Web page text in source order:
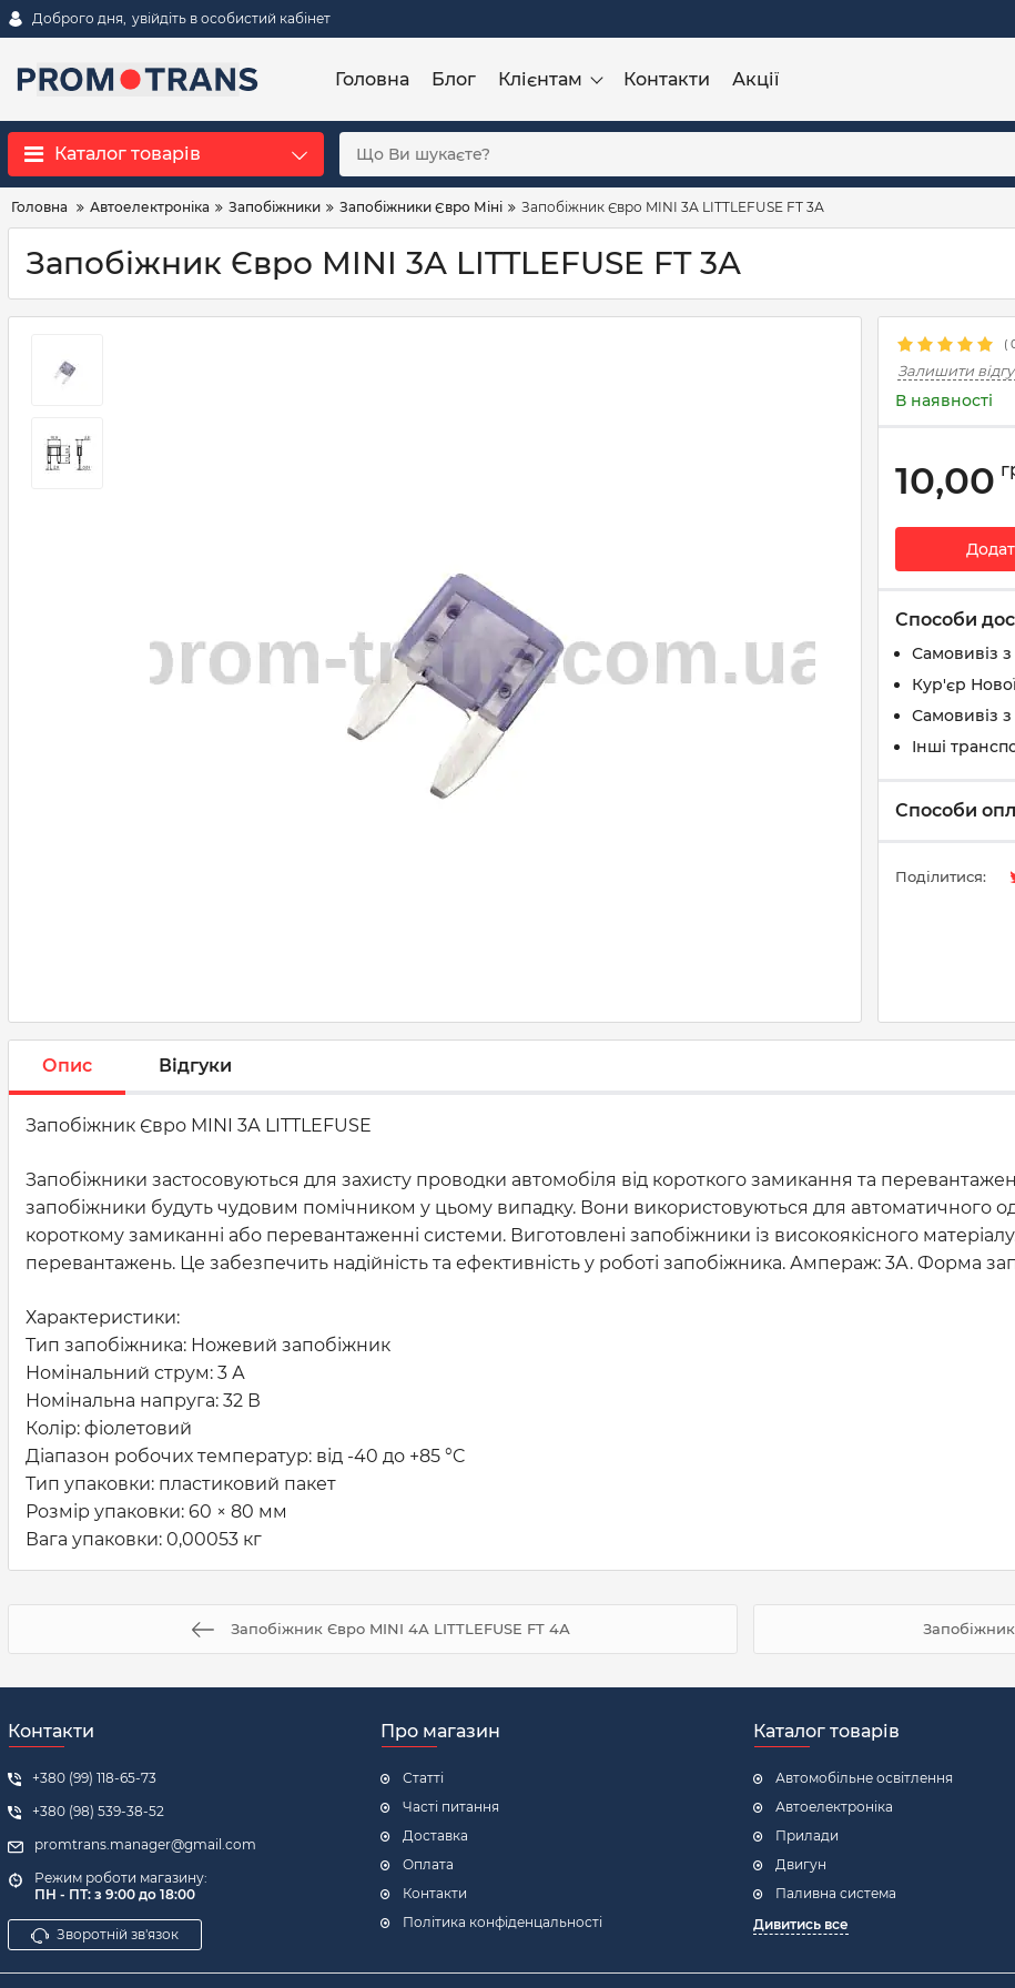
Доброго дня, увійдіть в особистий кабінет
Головна Блог Клієнтам Контакти Акції
Каталог товарів
Головна Автоелектроніка Запобіжники Запобіжники Євро Міні Запобіжник Євро MINI 3А LITTLEFUSE FT 3А
Запобіжник Євро MINI 3А LITTLEFUSE FT 3А
(
Залишити
В наявності
10,00
Способи
Самовивіз
Кур'єр
Самовивіз
Інші
Способи
Поділитися:
Опис Відгуки
Запобіжник Євро MINI 3А LITTLEFUSE
Запобіжники застосовуються для захисту проводки автомобіля від короткого замикання та
запобіжники будуть чудовим помічником у цьому випадку. Вони використовуються для автоматичного
короткому замиканні або перевантаженні системи. Виготовлені запобіжники із високоякісного
перевантажень. Це забезпечить надійність та ефективність у роботі запобіжника. Ампераж: 3А. Форма
Характеристики:
Тип запобіжника: Ножевий запобіжник
Номінальний струм: 3 А
Номінальна напруга: 32 В
Колір: фіолетовий
Діапазон робочих температур: від -40 до +85 °C
Тип упаковки: пластиковий пакет
Розмір упаковки: 60 × 80 мм
Вага упаковки: 0,00053 кг
Запобіжник Євро MINI 4А LITTLEFUSE FT 4А
Контакти
+380 (99) 118-65-73
+380 (98) 539-38-52
promtrans.manager@gmail.com
Режим роботи магазину:
ПН - ПТ: з 9:00 до 18:00
Зворотній зв'язок
Про магазин
Статті
Часті питання
Доставка
Оплата
Контакти
Політика конфіденцальності
Каталог товарів
Автомобільне освітлення
Автоелектроніка
Прилади
Двигун
Паливна система
Дивитись все